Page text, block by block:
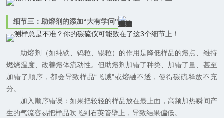
细节三：助熔剂的添加“大有学问"
助熔剂（如纯铁、钨粒、锡粒）的作用是降低样品的熔点、维持
燃烧温度、改善熔体流动性。但助熔剂加错了种类、加错了量、甚至
加错了顺序，都会导致样品“飞溅"或熔融不透，使得碳硫释放不充
分。
加入顺序错误：如果把较轻的样品放在最上面，高频加热瞬间产
生的气流容易把样品吹飞到石英管壁上，导致结果偏低。